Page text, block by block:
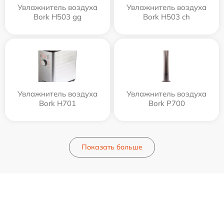
Увлажнитель воздуха
Bork H503 gg
Увлажнитель воздуха
Bork H503 ch
Увлажнитель воздуха
Bork H701
Увлажнитель воздуха
Bork P700
Показать больше